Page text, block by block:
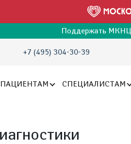
Поддержать МКНЦ!
+7 (495) 304-30-39
ПАЦИЕНТАМ СПЕЦИАЛИСТАМ